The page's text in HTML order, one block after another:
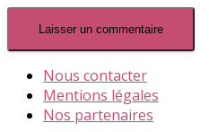
Nous contacter
Mentions légales
Nos partenaires